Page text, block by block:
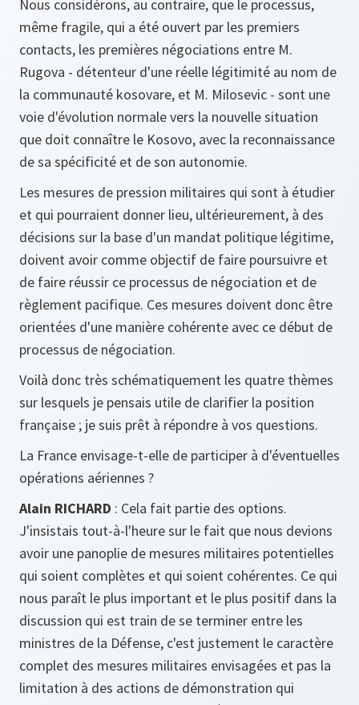
Nous considérons, au contraire, que le processus,
même fragile, qui a été ouvert par les premiers
contacts, les premières négociations entre M.
Rugova - détenteur d'une réelle légitimité au nom de
la communauté kosovare, et M. Milosevic - sont une
voie d'évolution normale vers la nouvelle situation
que doit connaître le Kosovo, avec la reconnaissance
de sa spécificité et de son autonomie.
Les mesures de pression militaires qui sont à étudier
et qui pourraient donner lieu, ultérieurement, à des
décisions sur la base d'un mandat politique légitime,
doivent avoir comme objectif de faire poursuivre et
de faire réussir ce processus de négociation et de
règlement pacifique. Ces mesures doivent donc être
orientées d'une manière cohérente avec ce début de
processus de négociation.
Voilà donc très schématiquement les quatre thèmes
sur lesquels je pensais utile de clarifier la position
française ; je suis prêt à répondre à vos questions.
La France envisage-t-elle de participer à d'éventuelles
opérations aériennes ?
Alain RICHARD : Cela fait partie des options.
J'insistais tout-à-l'heure sur le fait que nous devions
avoir une panoplie de mesures militaires potentielles
qui soient complètes et qui soient cohérentes. Ce qui
nous paraît le plus important et le plus positif dans la
discussion qui est train de se terminer entre les
ministres de la Défense, c'est justement le caractère
complet des mesures militaires envisagées et pas la
limitation à des actions de démonstration qui